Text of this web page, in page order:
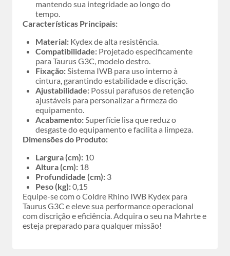
mantendo sua integridade ao longo do
tempo.
Características Principais:
Material: Kydex de alta resistência.
Compatibilidade: Projetado especificamente
para Taurus G3C, modelo destro.
Fixação:Sistema IWB para uso interno à
cintura, garantindo estabilidade e discrição.
Ajustabilidade: Possui parafusos de retenção
ajustáveis para personalizar a firmeza do
equipamento.
Acabamento:Superfície lisa que reduz o
desgaste do equipamento e facilita a limpeza.
Dimensões do Produto:
Largura (cm): 10
Altura (cm): 18
Profundidade (cm): 3
Peso (kg):0,15
Equipe-se com o Coldre Rhino IWB Kydex para
Taurus G3C e eleve sua performance operacional
com discrição e eficiência. Adquira o seu na Mahrte e
esteja preparado para qualquer missão!